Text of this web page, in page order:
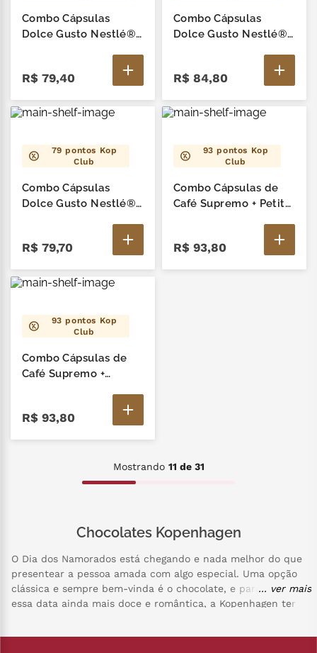
Combo Cápsulas
Dolce Gusto Nestlé®
Colher Língua de Gato
R$ 79,40
Combo Cápsulas
Dolce Gusto Nestlé®
Gato
R$ 84,80
79 pontos Kop
Club
Combo Cápsulas
Dolce Gusto Nestlé®
R$ 79,70
93 pontos Kop
Club
Combo Cápsulas de
Café Supremo + Petit
R$ 93,80
93 pontos Kop
Club
Combo Cápsulas de
Café Supremo +
R$ 93,80
Mostrando 11 de 31
Chocolates Kopenhagen
O Dia dos Namorados está chegando e nada melhor do que
presentear a pessoa amada com algo especial. Uma opção
clássica e sempre bem-vinda é o chocolate, e para tornar
essa data ainda mais doce e romântica, a Kopenhagen tem
Os chocolates da Kopenhagen são reconhecidos pela
... ver mais